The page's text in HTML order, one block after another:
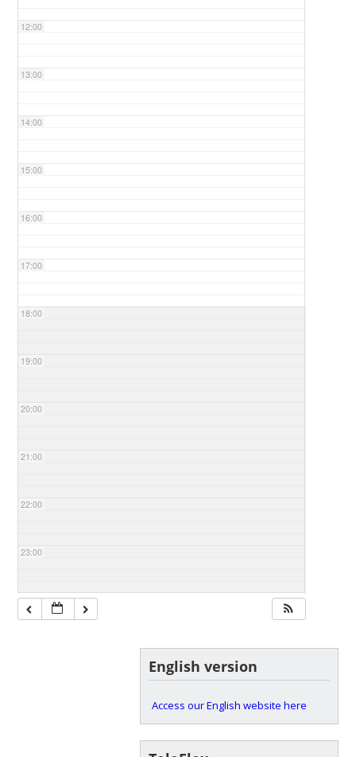
12:00
13:00
14:00
15:00
16:00
17:00
18:00
19:00
20:00
21:00
22:00
23:00
English version
Access our English website here